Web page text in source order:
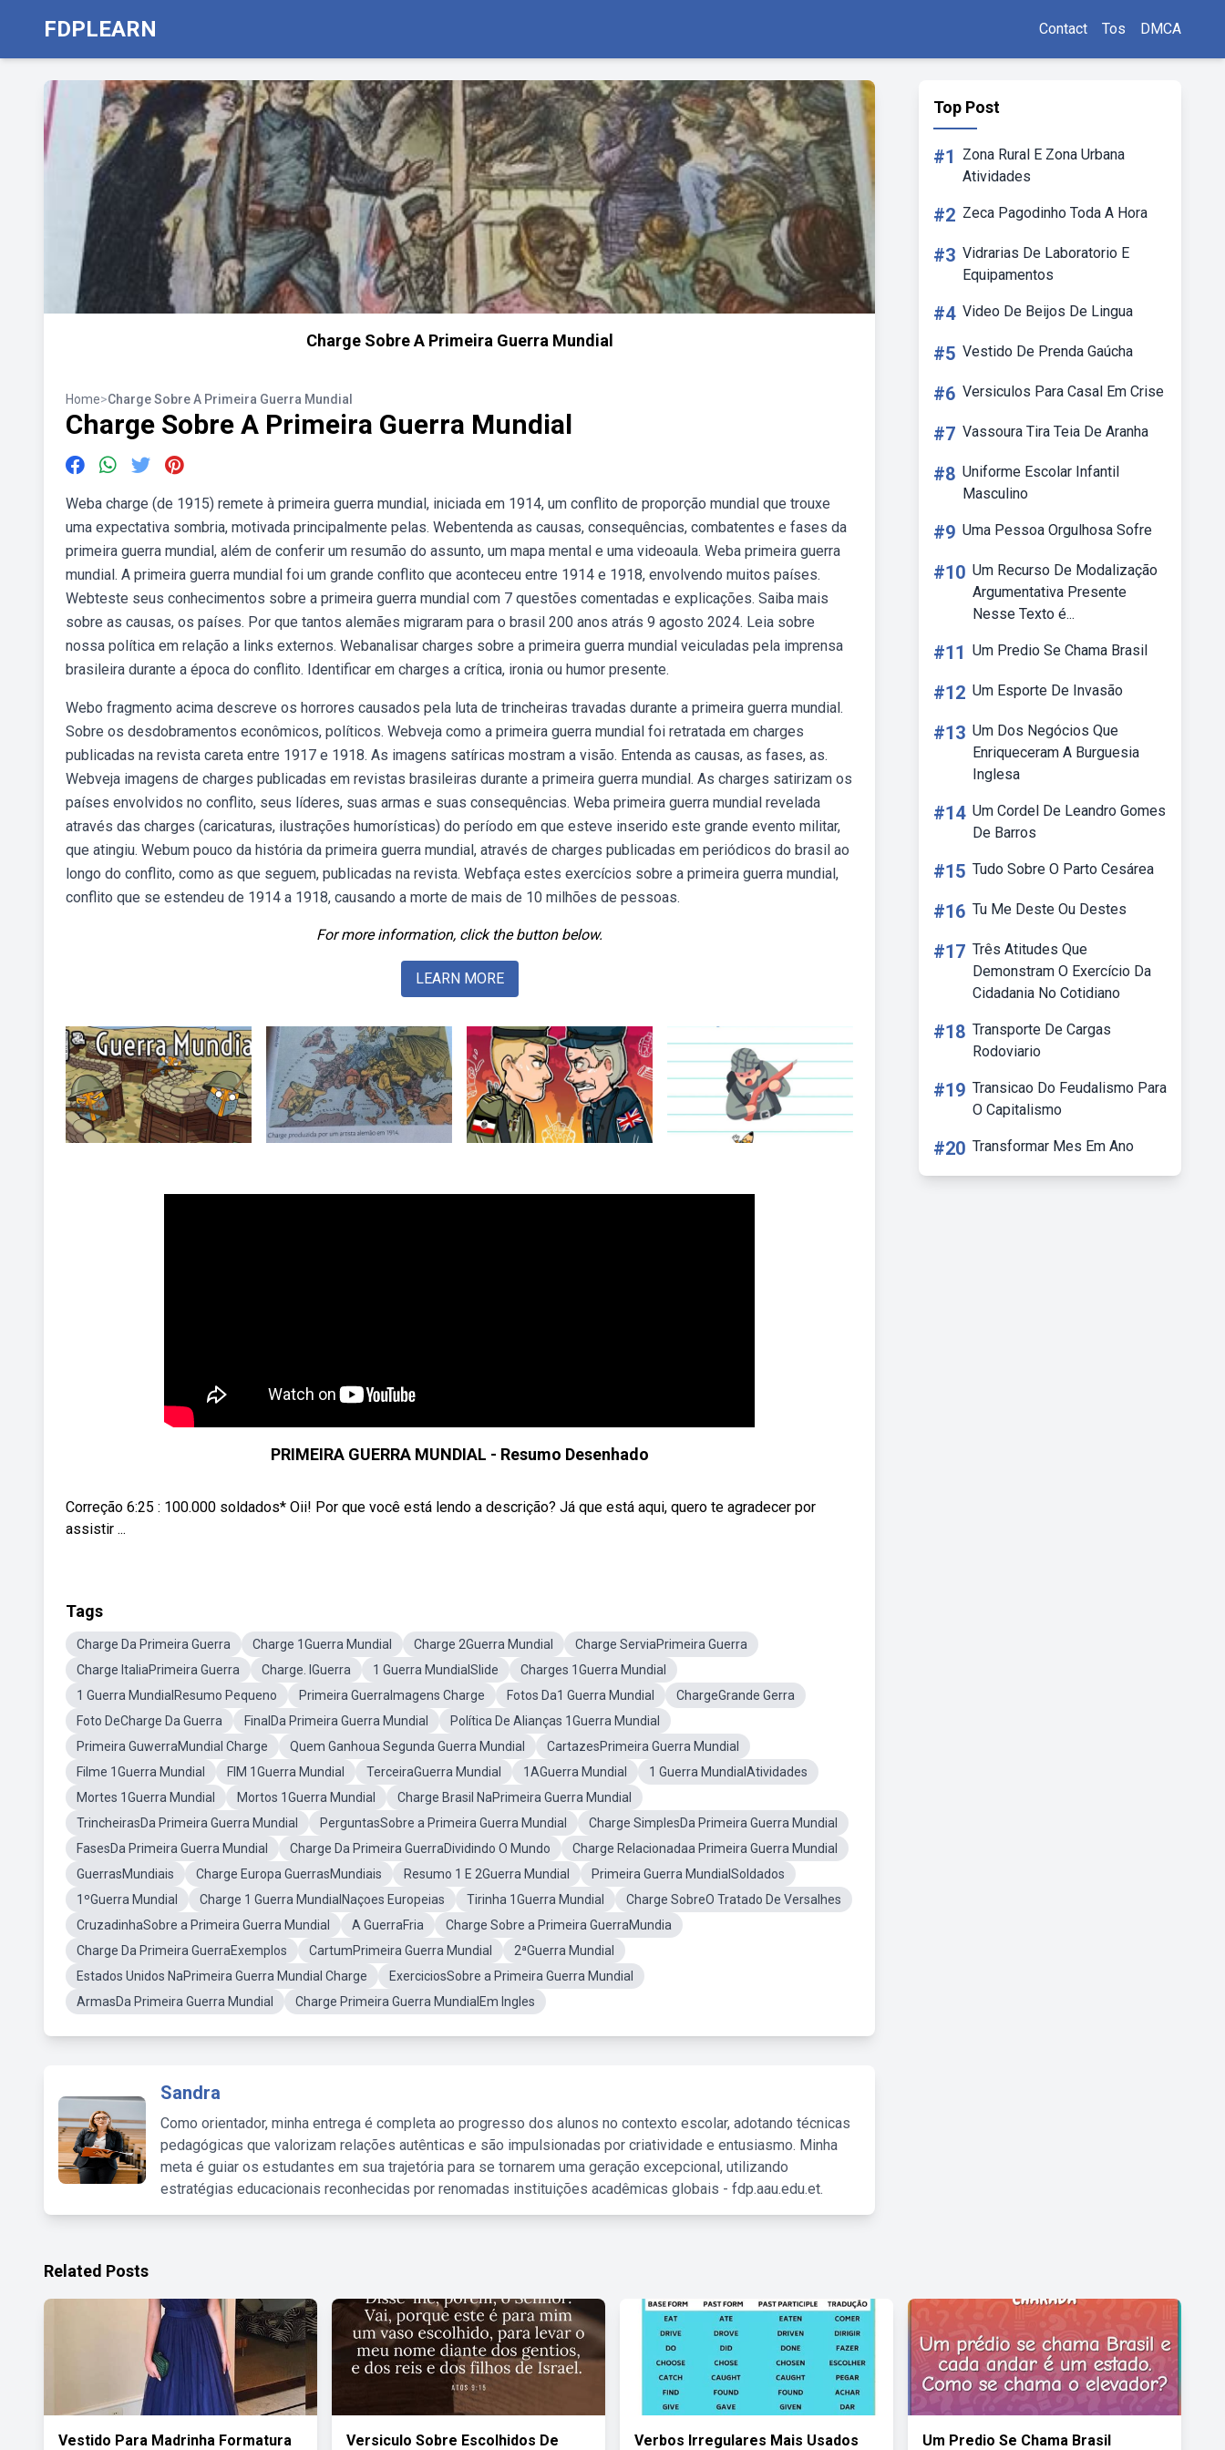
FDPLEARN Contact Tos DMCA
Charge Sobre A Primeira Guerra Mundial
Home>Charge Sobre A Primeira Guerra Mundial
Charge Sobre A Primeira Guerra Mundial
Weba charge (de 1915) remete à primeira guerra mundial, iniciada em 1914, um conflito de proporção mundial que trouxe
uma expectativa sombria, motivada principalmente pelas. Webentenda as causas, consequências, combatentes e fases da
primeira guerra mundial, além de conferir um resumão do assunto, um mapa mental e uma videoaula. Weba primeira guerra
mundial. A primeira guerra mundial foi um grande conflito que aconteceu entre 1914 e 1918, envolvendo muitos países.
Webteste seus conhecimentos sobre a primeira guerra mundial com 7 questões comentadas e explicações. Saiba mais
sobre as causas, os países. Por que tantos alemães migraram para o brasil 200 anos atrás 9 agosto 2024. Leia sobre
nossa política em relação a links externos. Webanalisar charges sobre a primeira guerra mundial veiculadas pela imprensa
brasileira durante a época do conflito. Identificar em charges a crítica, ironia ou humor presente.
Webo fragmento acima descreve os horrores causados pela luta de trincheiras travadas durante a primeira guerra mundial.
Sobre os desdobramentos econômicos, políticos. Webveja como a primeira guerra mundial foi retratada em charges
publicadas na revista careta entre 1917 e 1918. As imagens satíricas mostram a visão. Entenda as causas, as fases, as.
Webveja imagens de charges publicadas em revistas brasileiras durante a primeira guerra mundial. As charges satirizam os
países envolvidos no conflito, seus líderes, suas armas e suas consequências. Weba primeira guerra mundial revelada
através das charges (caricaturas, ilustrações humorísticas) do período em que esteve inserido este grande evento militar,
que atingiu. Webum pouco da história da primeira guerra mundial, através de charges publicadas em periódicos do brasil ao
longo do conflito, como as que seguem, publicadas na revista. Webfaça estes exercícios sobre a primeira guerra mundial,
conflito que se estendeu de 1914 a 1918, causando a morte de mais de 10 milhões de pessoas.
For more information, click the button below.
LEARN MORE
PRIMEIRA GUERRA MUNDIAL - Resumo Desenhado
Correção 6:25 : 100.000 soldados* Oii! Por que você está lendo a descrição? Já que está aqui, quero te agradecer por
assistir ...
Tags
Charge Da Primeira Guerra Charge 1Guerra Mundial Charge 2Guerra Mundial
Charge ServiaPrimeira Guerra
Charge ItaliaPrimeira Guerra
Charge. IGuerra 1 Guerra MundialSlide
Charges 1Guerra Mundial
1 Guerra MundialResumo Pequeno
Primeira GuerraImagens Charge Fotos Da1 Guerra Mundial
ChargeGrande Gerra
Foto DeCharge Da Guerra
FinalDa Primeira Guerra Mundial
Política De Alianças 1Guerra Mundial
Primeira GuwerraMundial Charge
Quem Ganhoua Segunda Guerra Mundial
CartazesPrimeira Guerra Mundial
Filme 1Guerra Mundial
FIM 1Guerra Mundial TerceiraGuerra Mundial 1AGuerra Mundial
1 Guerra MundialAtividades
Mortes 1Guerra Mundial
Mortos 1Guerra Mundial
Charge Brasil NaPrimeira Guerra Mundial
TrincheirasDa Primeira Guerra Mundial
PerguntasSobre a Primeira Guerra Mundial
Charge SimplesDa Primeira Guerra Mundial
FasesDa Primeira Guerra Mundial
Charge Da Primeira GuerraDividindo O Mundo
Charge Relacionadaa Primeira Guerra Mundial
GuerrasMundiais
Charge Europa GuerrasMundiais Resumo 1 E 2Guerra Mundial
Primeira Guerra MundialSoldados
1ºGuerra Mundial
Charge 1 Guerra MundialNaçoes Europeias Tirinha 1Guerra Mundial
Charge SobreO Tratado De Versalhes
CruzadinhaSobre a Primeira Guerra Mundial
A GuerraFria
Charge Sobre a Primeira GuerraMundia
Charge Da Primeira GuerraExemplos
CartumPrimeira Guerra Mundial
2ªGuerra Mundial
Estados Unidos NaPrimeira Guerra Mundial Charge
ExerciciosSobre a Primeira Guerra Mundial
ArmasDa Primeira Guerra Mundial
Charge Primeira Guerra MundialEm Ingles
Sandra
Como orientador, minha entrega é completa ao progresso dos alunos no contexto escolar, adotando técnicas
pedagógicas que valorizam relações autênticas e são impulsionadas por criatividade e entusiasmo. Minha
meta é guiar os estudantes em sua trajetória para se tornarem uma geração excepcional, utilizando
estratégias educacionais reconhecidas por renomadas instituições acadêmicas globais - fdp.aau.edu.et.
Top Post
#1
Zona Rural E Zona Urbana
Atividades
#2 Zeca Pagodinho Toda A Hora
#3 Vidrarias De Laboratorio E
Equipamentos
#4 Video De Beijos De Lingua
#5 Vestido De Prenda Gaúcha
#6 Versiculos Para Casal Em Crise
#7 Vassoura Tira Teia De Aranha
#8 Uniforme Escolar Infantil
Masculino
#9 Uma Pessoa Orgulhosa Sofre
#10 Um Recurso De Modalização
Argumentativa Presente
Nesse Texto é...
#11 Um Predio Se Chama Brasil
#12 Um Esporte De Invasão
#13 Um Dos Negócios Que
Enriqueceram A Burguesia
Inglesa
#14 Um Cordel De Leandro Gomes
De Barros
#15 Tudo Sobre O Parto Cesárea
#16 Tu Me Deste Ou Destes
#17 Três Atitudes Que
Demonstram O Exercício Da
Cidadania No Cotidiano
#18 Transporte De Cargas
Rodoviario
#19 Transicao Do Feudalismo Para
O Capitalismo
#20 Transformar Mes Em Ano
Related Posts
Vestido Para Madrinha Formatura Versiculo Sobre Escolhidos De Verbos Irregulares Mais Usados Um Predio Se Chama Brasil